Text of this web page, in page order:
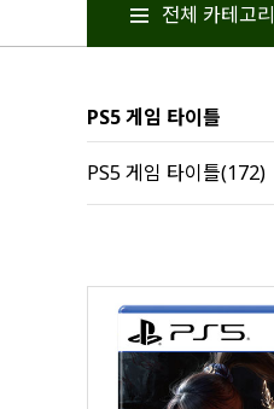
전체 카테고리
PS5 게임 타이틀
PS5 게임 타이틀(172)